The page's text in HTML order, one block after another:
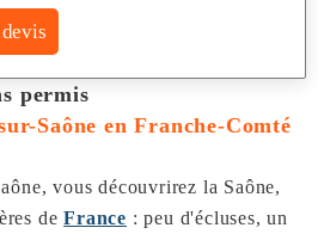
permis
Saône en Franche-Comté
vous découvrirez la Saône,
deFrance : peu d'écluses, un